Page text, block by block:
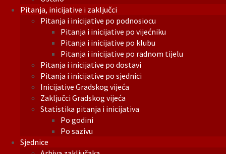
Pitanja, inicijative i zaključci
Pitanja i inicijative po podnosiocu
Pitanja i inicijative po vijećniku
Pitanja i inicijative po klubu
Pitanja i inicijative po radnom tijelu
Pitanja i inicijative po dostavi
Pitanja i inicijative po sjednici
Inicijative Gradskog vijeća
Zaključci Gradskog vijeća
Statistika pitanja i inicijativa
Po godini
Po sazivu
Sjednice